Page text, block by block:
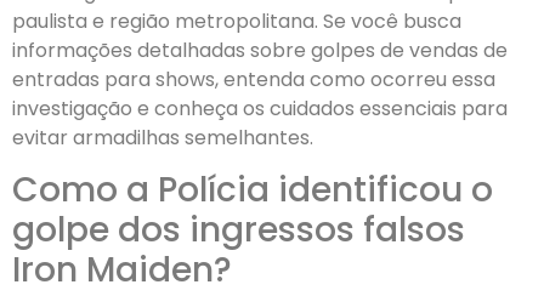
paulista e região metropolitana. Se você busca
informações detalhadas sobre golpes de vendas de
entradas para shows, entenda como ocorreu essa
investigação e conheça os cuidados essenciais para
evitar armadilhas semelhantes.
Como a Polícia identificou o
golpe dos ingressos falsos
Iron Maiden?